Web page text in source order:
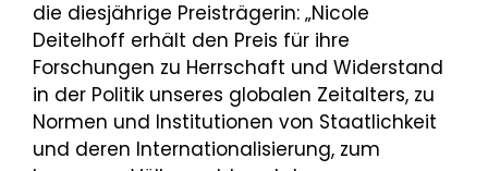
die diesjährige Preisträgerin: „Nicole
Deitelhoff erhält den Preis für ihre
Forschungen zu Herrschaft und Widerstand
in der Politik unseres globalen Zeitalters, zu
Normen und Institutionen von Staatlichkeit
und deren Internationalisierung, zum